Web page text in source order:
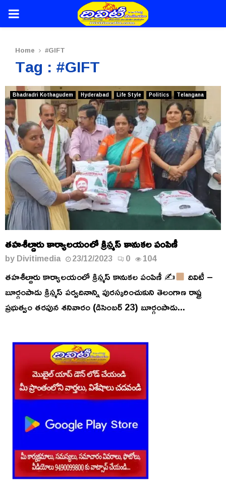
PRIMARY
Home #GIFT
Tag : #GIFT
Bhadradri Kothagudem Hyderabad Life Style Politics Telangana
తహశీల్దారు కార్యాలయంలో క్రిస్మస్ కానుకల పంపిణీ
byDivitimedia 23/12/2023 0 104
తహశీల్దారు కార్యాలయంలో క్రిస్మస్ కానుకల పంపిణీ ✍
దివిటీ –
బూర్గంపాడు క్రిస్మస్ పర్వదినాన్ని పురస్కరించుకుని తెలంగాణ రాష్ట్ర
ప్రభుత్వం తరపున శనివారం (డిసెంబర్ 23) బూర్గంపాడు...